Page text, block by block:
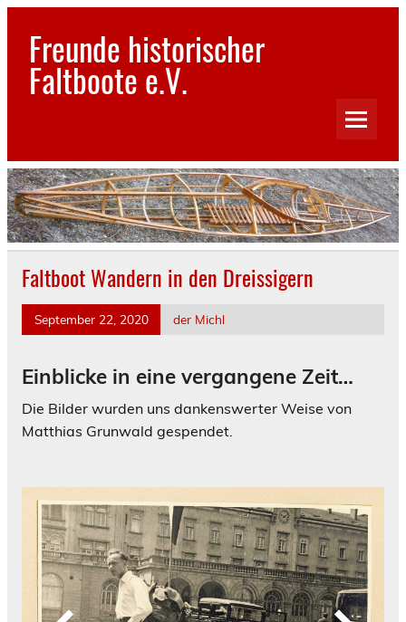
Skip
contentFreunde historischer
Faltboote e.V.
Bilder und Geschichten aus dem Reich der Faltboote
Faltboot Wandern in den Dreissigern
September 22, 2020 der Michl
Einblicke in eine vergangene Zeit…
Die Bilder wurden uns dankenswerter Weise von
Matthias Grunwald gespendet.